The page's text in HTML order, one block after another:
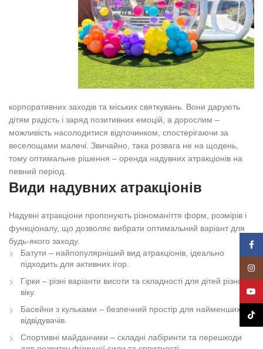
корпоративних заходів та міських святкувань. Вони дарують
дітям радість і заряд позитивних емоцій, а дорослим –
можливість насолодитися відпочинком, спостерігаючи за
веселощами малечі. Звичайно, така розвага не на щодень,
тому оптимальне рішення – оренда надувних атракціонів на
певний період.
Види надувних атракціонів
Надувні атракціони пропонують різноманіття форм, розмірів і
функціоналу, що дозволяє вибрати оптимальний варіант для
будь-якого заходу.
Батути – найпопулярніший вид атракціонів, ідеально
підходить для активних ігор.
Гірки – різні варіанти висоти та складності для дітей різного
віку.
Басейни з кульками – безпечний простір для найменших
відвідувачів.
Спортивні майданчики – складні лабіринти та перешкоди